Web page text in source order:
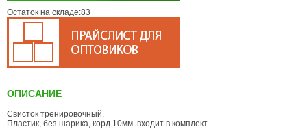
Остаток на складе:83
ОПИСАНИЕ
Свисток тренировочный.
Пластик, без шарика, корд 10мм. входит в комплект.